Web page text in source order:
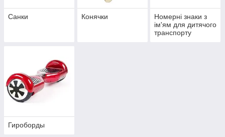
Санки Конячки
Номерні знаки з
ім'ям для дитячого
транспорту
Гироборды